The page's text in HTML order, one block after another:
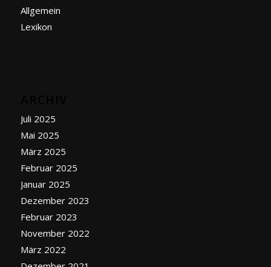
Allgemein
Lexikon
Juli 2025
Mai 2025
März 2025
Februar 2025
Januar 2025
Dezember 2023
Februar 2023
November 2022
März 2022